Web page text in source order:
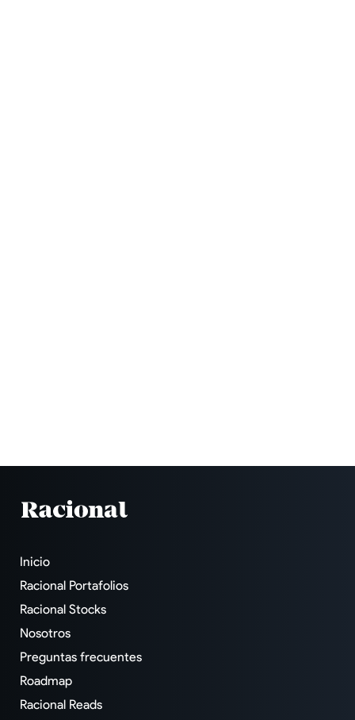
Inicio
Racional Portafolios
Racional Stocks
Nosotros
Preguntas frecuentes
Roadmap
Racional Reads